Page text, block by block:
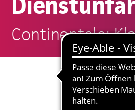
Continentale: